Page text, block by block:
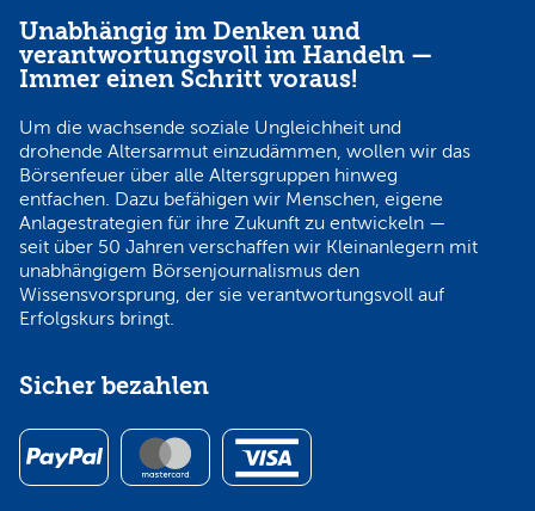
Unabhängig im Denken und
verantwortungsvoll im Handeln —
Immer einen Schritt voraus!
Um die wachsende soziale Ungleichheit und
drohende Altersarmut einzudämmen, wollen wir das
Börsenfeuer über alle Altersgruppen hinweg
entfachen. Dazu befähigen wir Menschen, eigene
Anlagestrategien für ihre Zukunft zu entwickeln —
seit über 50 Jahren verschaffen wir Kleinanlegern mit
unabhängigem Börsenjournalismus den
Wissensvorsprung, der sie verantwortungsvoll auf
Erfolgskurs bringt.
Sicher bezahlen